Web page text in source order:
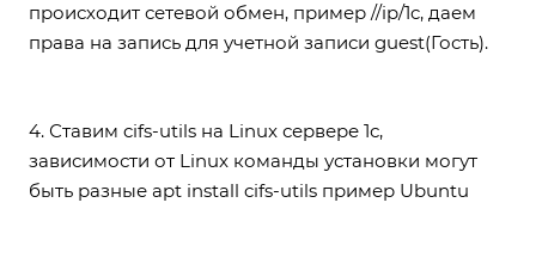
происходит сетевой обмен, пример //ip/1c, даем
права на запись для учетной записи guest(Гость).
4. Ставим cifs-utils на Linux сервере 1с,
зависимости от Linux команды установки могут
быть разные apt install cifs-utils пример Ubuntu